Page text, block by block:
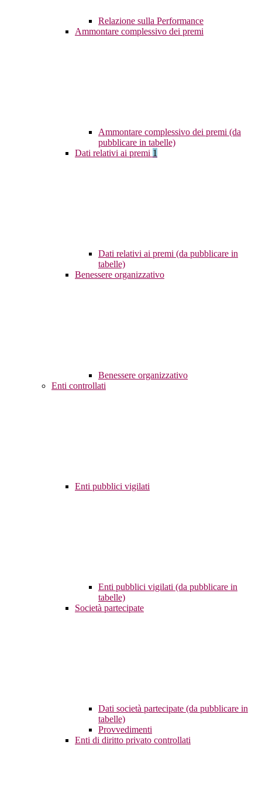
Relazione sulla Performance
Ammontare complessivo dei premi
Ammontare complessivo dei premi (da
pubblicare in tabelle)
Dati relativi ai premi 1
Dati relativi ai premi (da pubblicare in
tabelle)
Benessere organizzativo
Benessere organizzativo
Enti controllati
Enti pubblici vigilati
Enti pubblici vigilati (da pubblicare in
tabelle)
Società partecipate
Dati società partecipate (da pubblicare in
tabelle)
Provvedimenti
Enti di diritto privato controllati